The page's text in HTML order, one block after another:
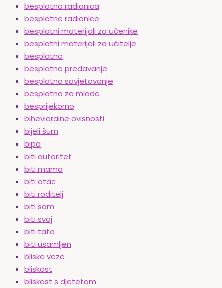
besplatna radionica
besplatne radionice
besplatni materijali za učenike
besplatni materijali za učitelje
besplatno
besplatno predavanje
besplatno savjetovanje
besplatno za mlade
besprijekorno
bihevioralne ovisnosti
bijeli šum
bipa
biti autoritet
biti mama
biti otac
biti roditelj
biti sam
biti svoj
biti tata
biti usamljen
bliske veze
bliskost
bliskost s djetetom